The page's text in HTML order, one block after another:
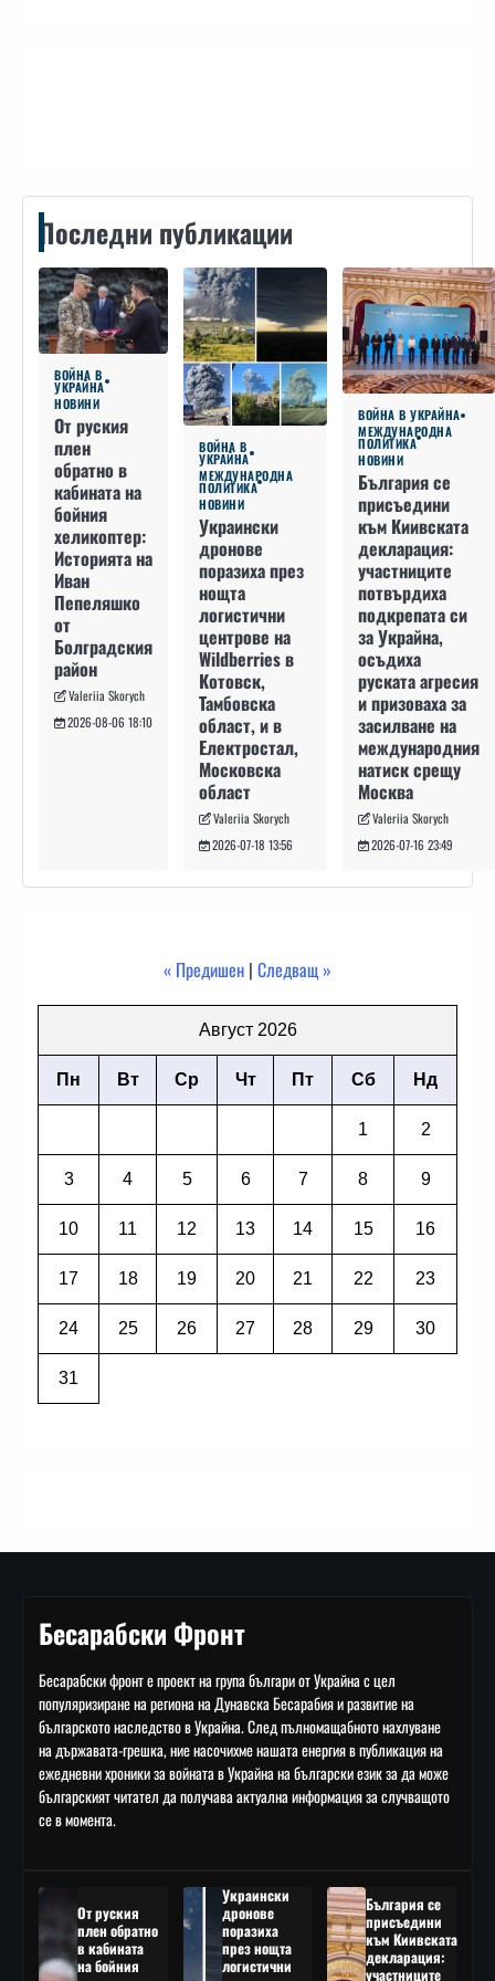
Последни публикации
ВОЙНА В
УКРАЙНА
НОВИНИ
От руския
плен
обратно в
кабината на
бойния
хеликоптер:
Историята на
Иван
Пепеляшко
от
Болградския
район
Valeriia Skorych
2026-08-06 18:10
ВОЙНА В
УКРАЙНА
МЕЖДУНАРОДНА
ПОЛИТИКА
НОВИНИ
Украински
дронове
поразиха през
нощта
логистични
центрове на
Wildberries в
Котовск,
Тамбовска
област, и в
Електростал,
Московска
област
Valeriia Skorych
2026-07-18 13:56
ВОЙНА В УКРАЙНА
МЕЖДУНАРОДНА
ПОЛИТИКА
НОВИНИ
България се
присъедини
към Киивската
декларация:
участниците
потвърдиха
подкрепата си
за Украйна,
осъдиха
руската агресия
и призоваха за
засилване на
международния
натиск срещу
Москва
Valeriia Skorych
2026-07-16 23:49
« Предишен | Следващ »
Август 2026
Пн Вт Ср Чт Пт Сб Нд
1 2
3 4 5 6 7 8 9
10 11 12 13 14 15 16
17 18 19 20 21 22 23
24 25 26 27 28 29 30
31
Бесарабски Фронт
Бесарабски фронт е проект на група българи от Украйна с цел
популяризиране на региона на Дунавска Бесарабия и развитие на
българското наследство в Украйна. След пълномащабното нахлуване
на държавата-грешка, ние насочихме нашата енергия в публикация на
ежедневни хроники за войната в Украйна на български език за да може
българският читател да получава актуална информация за случващото
се в момента.
От руския
плен обратно
в кабината
на бойния
Украински
дронове
поразиха
през нощта
логистични
България се
присъедини
към Киивската
декларация:
участниците